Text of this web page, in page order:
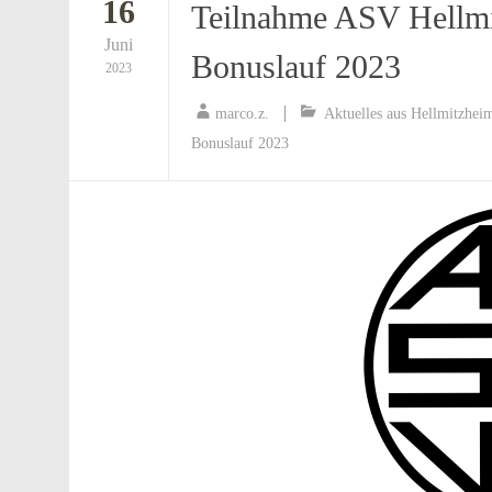
16
Juni
2023
Teilnahme ASV
Bonuslauf 2023
marco.z. Aktuelles aus
Bonuslauf 2023